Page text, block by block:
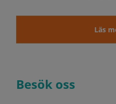
Läs
Besök oss